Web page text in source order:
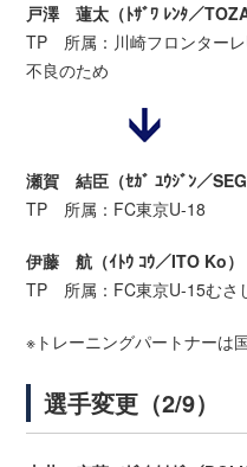
戸澤 蓮太（ﾄｻﾞﾜ ﾚﾝﾀ／
TP 所属：川崎フロンター
不良のため
瀬賀 結臣（ｾｶﾞ ﾕｳｼﾞﾝ／
TP 所属：FC東京U-18
伊藤 航（ｲﾄｳ ｺｳ／ITO Ko）
TP 所属：FC東京U-15むさ
※トレーニングパートナーは
選手変更（2/9）